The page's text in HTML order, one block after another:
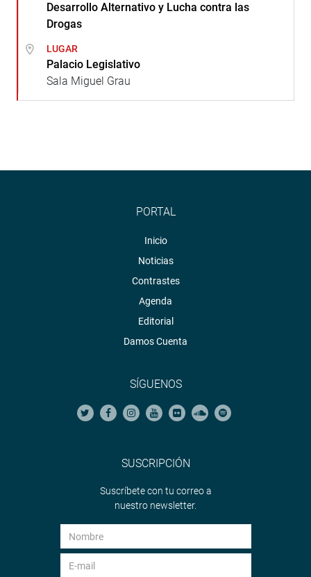
Desarrollo Alternativo y Lucha contra las
Drogas
LUGAR
Palacio Legislativo
Sala Miguel Grau
PORTAL
Inicio
Noticias
Contrastes
Agenda
Editorial
Damos Cuenta
SÍGUENOS
SUSCRIPCIÓN
Suscríbete con tu correo a
nuestro newsletter.